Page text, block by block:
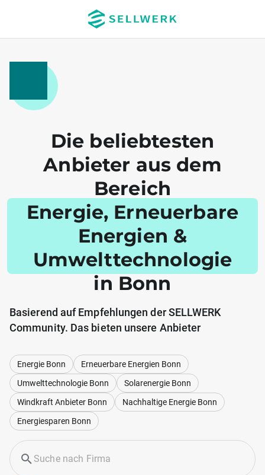
Die beliebtesten
Anbieter aus dem
Bereich
Energie, Erneuerbare
Energien &
Umwelttechnologie
in Bonn
Basierend auf Empfehlungen der SELLWERK
Community. Das bieten unsere Anbieter
Energie Bonn
Erneuerbare Energien Bonn
Umwelttechnologie Bonn
Solarenergie Bonn
Windkraft Anbieter Bonn
Nachhaltige Energie Bonn
Energiesparen Bonn